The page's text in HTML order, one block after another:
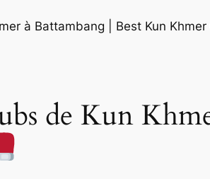
de Kun